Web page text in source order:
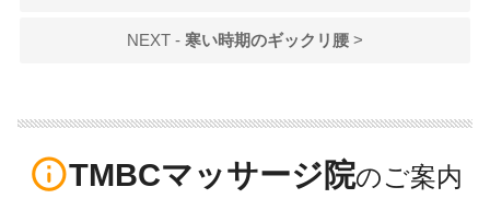
NEXT - 寒い時期のギックリ腰 >
info_outlineTMBCマッサージ院